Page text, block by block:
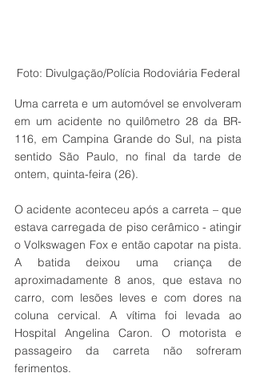
Foto: Divulgação/Polícia Rodoviária Federal
Uma carreta e um automóvel se envolveram
em um acidente no quilômetro 28 da BR-
116, em Campina Grande do Sul, na pista
sentido São Paulo, no final da tarde de
ontem, quinta-feira (26).
O acidente aconteceu após a carreta – que
estava carregada de piso cerâmico - atingir
o Volkswagen Fox e então capotar na pista.
A batida deixou uma criança de
aproximadamente 8 anos, que estava no
carro, com lesões leves e com dores na
coluna cervical. A vítima foi levada ao
Hospital Angelina Caron. O motorista e
passageiro da carreta não sofreram
ferimentos.